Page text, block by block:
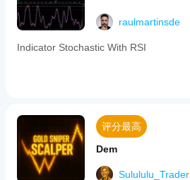
raulmartinsde
Indicator Stochastic With RSI
评分最高
Dem
Sulululu_Trader